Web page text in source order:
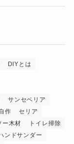
DIYとは
サンセベリア
作
セリア
ー木材
トイレ掃除
ンドサンダー